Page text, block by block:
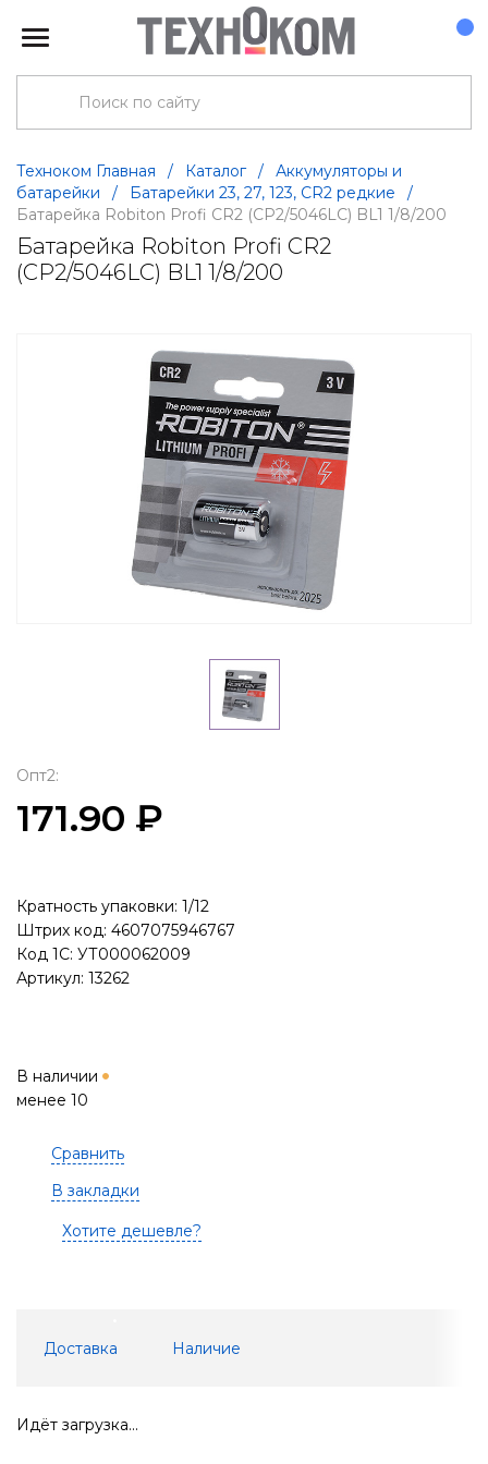
Техноком Главная / Каталог /
Аккумуляторы и
батарейки
/ Батарейки 23, 27, 123, CR2 редкие
/
Батарейка Robiton Profi CR2 (CP2/5046LC) BL1 1/8/200
Батарейка Robiton Profi CR2
(CP2/5046LC) BL1 1/8/200
Опт2:
171.90 ₽
Кратность упаковки: 1/12
Штрих код: 4607075946767
Код 1С: УТ000062009
Артикул: 13262
В наличии
менее 10
Сравнить
В закладки
Хотите дешевле?
Доставка Наличие
Идёт загрузка...